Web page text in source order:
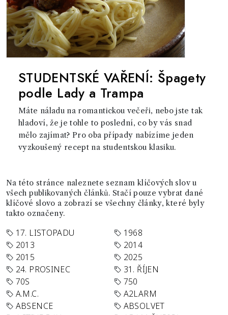
STUDENTSKÉ VAŘENÍ: Špagety
podle Lady a Trampa
Máte náladu na romantickou večeři, nebo jste tak
hladoví, že je tohle to poslední, co by vás snad
mělo zajímat? Pro oba případy nabízíme jeden
vyzkoušený recept na studentskou klasiku.
Na této stránce naleznete seznam klíčových slov u
všech publikovaných článků. Stačí pouze vybrat dané
klíčové slovo a zobrazí se všechny články, které byly
takto označeny.
17. LISTOPADU
1968
2013
2014
2015
2025
24. PROSINEC
31. ŘÍJEN
70S
750
A.M.C.
A2LARM
ABSENCE
ABSOLVET